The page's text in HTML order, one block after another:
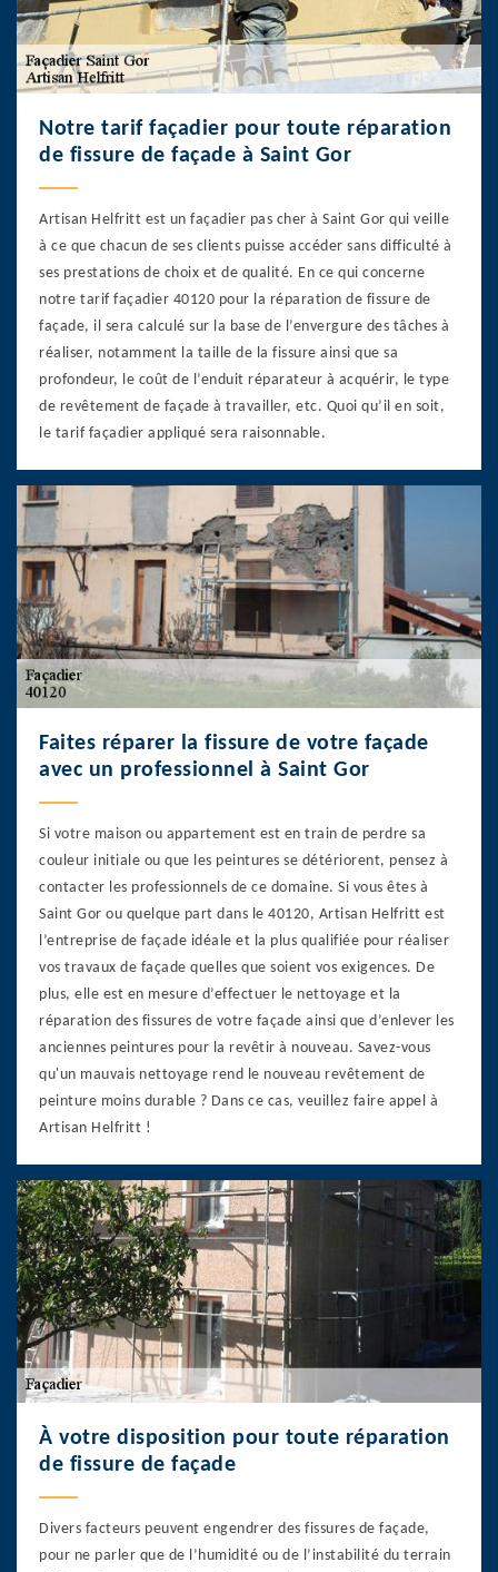
Notre tarif façadier pour toute réparation
de fissure de façade à Saint Gor
Artisan Helfritt est un façadier pas cher à Saint Gor qui veille
à ce que chacun de ses clients puisse accéder sans difficulté à
ses prestations de choix et de qualité. En ce qui concerne
notre tarif façadier 40120 pour la réparation de fissure de
façade, il sera calculé sur la base de l’envergure des tâches à
réaliser, notamment la taille de la fissure ainsi que sa
profondeur, le coût de l’enduit réparateur à acquérir, le type
de revêtement de façade à travailler, etc. Quoi qu’il en soit,
le tarif façadier appliqué sera raisonnable.
Faites réparer la fissure de votre façade
avec un professionnel à Saint Gor
Si votre maison ou appartement est en train de perdre sa
couleur initiale ou que les peintures se détériorent, pensez à
contacter les professionnels de ce domaine. Si vous êtes à
Saint Gor ou quelque part dans le 40120, Artisan Helfritt est
l’entreprise de façade idéale et la plus qualifiée pour réaliser
vos travaux de façade quelles que soient vos exigences. De
plus, elle est en mesure d’effectuer le nettoyage et la
réparation des fissures de votre façade ainsi que d’enlever les
anciennes peintures pour la revêtir à nouveau. Savez-vous
qu'un mauvais nettoyage rend le nouveau revêtement de
peinture moins durable ? Dans ce cas, veuillez faire appel à
Artisan Helfritt !
À votre disposition pour toute réparation
de fissure de façade
Divers facteurs peuvent engendrer des fissures de façade,
pour ne parler que de l’humidité ou de l’instabilité du terrain